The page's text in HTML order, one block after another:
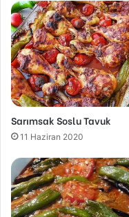
Sarımsak Soslu Tavuk
11 Haziran 2020